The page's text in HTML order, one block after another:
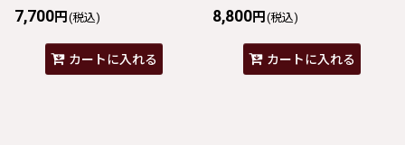
7,700円 (税込)
カートに入れる
8,800円 (税込)
カートに入れる